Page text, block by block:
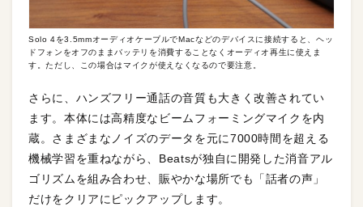
Solo 4を3.5mmオーディオケーブルでMacなどのデバイスに接続すると、ヘッ
ドフォンをオフのままバッテリを消費することなくオーディオ再生に使えま
す。ただし、この場合はマイクが使えなくなるので要注意。
さらに、ハンズフリー通話の音質も大きく改善されてい
ます。本体には高精度なビームフォーミングマイクを内
蔵。さまざまなノイズのデータを元に7000時間を超える
機械学習を重ねながら、Beatsが独自に開発した消音アル
ゴリズムを組み合わせ、賑やかな場所でも「話者の声」
だけをクリアにピックアップします。